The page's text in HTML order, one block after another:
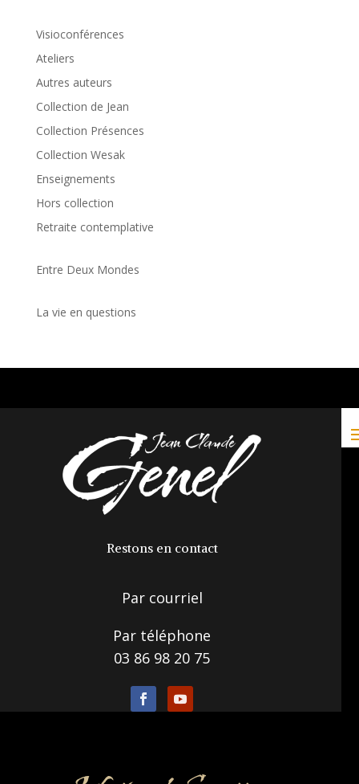
Visioconférences
Ateliers
Autres auteurs
Collection de Jean
Collection Présences
Collection Wesak
Enseignements
Hors collection
Retraite contemplative
Entre Deux Mondes
La vie en questions
Restons en contact
Par courriel
Par téléphone
03 86 98 20 75